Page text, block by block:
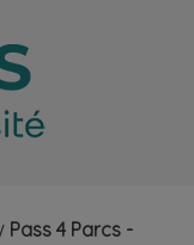
Pass 4 Parcs -